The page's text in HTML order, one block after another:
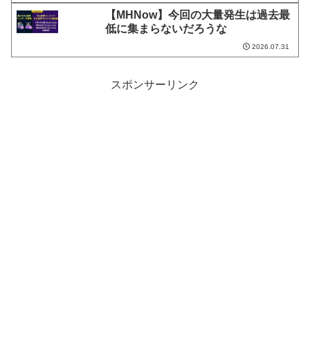
【MHNow】今回の大量発生は過去最
低に集まらないだろうな
2026.07.31
スポンサーリンク